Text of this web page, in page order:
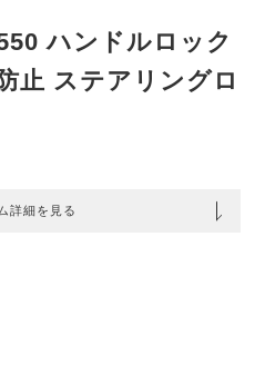
ハンドルロック
止 ステアリングロ
詳細を見る